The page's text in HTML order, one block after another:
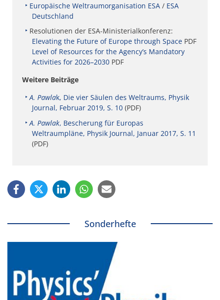
Europäische Weltraumorganisation ESA / ESA
Deutschland
Resolutionen der ESA-Ministerialkonferenz:
Elevating the Future of Europe through Space PDF
Level of Resources for the Agency’s Mandatory
Activities for 2026–2030 PDF
Weitere Beiträge
A. Pawlak, Die vier Säulen des Weltraums, Physik
Journal, Februar 2019, S. 10 (PDF)
A. Pawlak, Bescherung für Europas
Weltraumpläne, Physik Journal, Januar 2017, S. 11
(PDF)
Sonderhefte